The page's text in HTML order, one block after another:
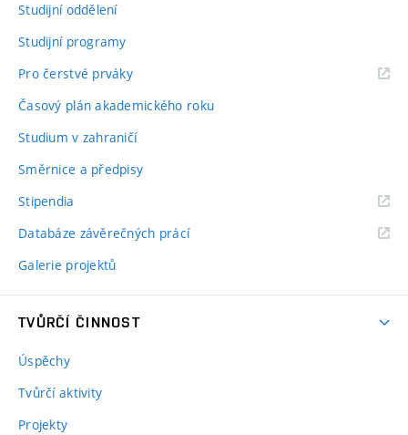
Studijní oddělení
Studijní programy
Pro čerstvé prváky
Časový plán akademického roku
Studium v zahraničí
Směrnice a předpisy
Stipendia
Databáze závěrečných prácí
Galerie projektů
TVŮRČÍ ČINNOST
Úspěchy
Tvůrčí aktivity
Projekty